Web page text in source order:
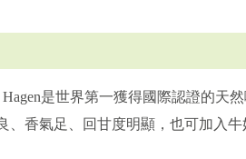
Hagen是世界第一獲得國際認證的天
、香氣足、回甘度明顯，也可加入